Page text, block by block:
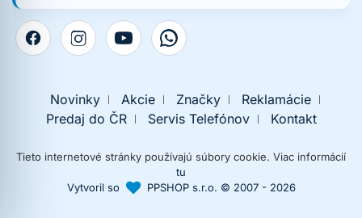
Novinky Akcie Značky
Reklamácie
Predaj do ČR
Servis Telefónov Kontakt
Tieto internetové stránky používajú súbory cookie. Viac informácií
tu
Vytvoril so
PPSHOP s.r.o. © 2007 - 2026